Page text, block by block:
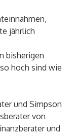
jährlich
bisherigen
hoch sind wie
und Simpson
von
und